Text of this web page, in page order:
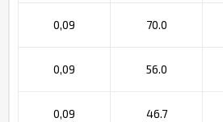
0,09 70.0
0,09 56.0
0,09 46.7